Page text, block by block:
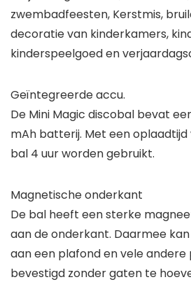
zwembadfeesten, Kerstmis,
decoratie van kinderkamers,
kinderspeelgoed en
Geïntegreerde accu.
De Mini Magic discobal bevat
mAh batterij. Met een oplaadtijd
bal 4 uur worden gebruikt.
Magnetische onderkant
De bal heeft een sterke
aan de onderkant. Daarmee
aan een plafond en vele
bevestigd zonder gaten te